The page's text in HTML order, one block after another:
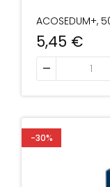
ACOSEDUM+,
5,45 €
produkto
-30%